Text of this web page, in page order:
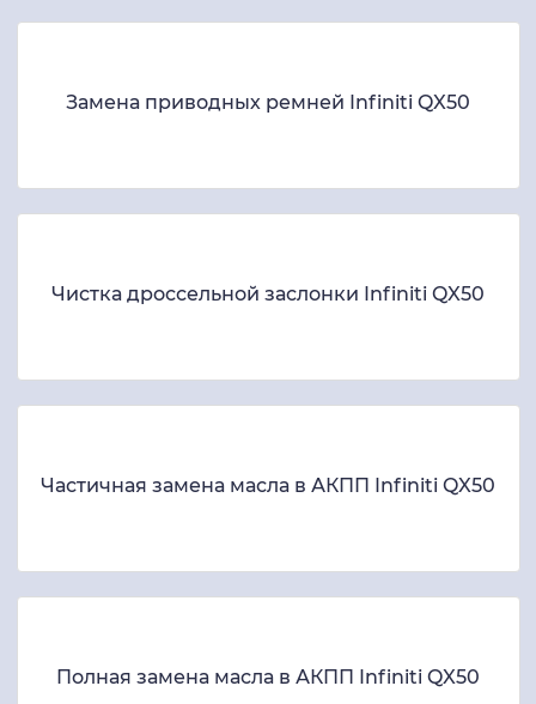
Замена приводных ремней Infiniti QX50
Чистка дроссельной заслонки Infiniti QX50
Частичная замена масла в АКПП Infiniti QX50
Полная замена масла в АКПП Infiniti QX50